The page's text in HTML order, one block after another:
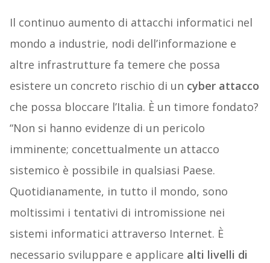
Il continuo aumento di attacchi informatici nel
mondo a industrie, nodi dell’informazione e
altre infrastrutture fa temere che possa
esistere un concreto rischio di un cyber attacco
che possa bloccare l’Italia. È un timore fondato?
“Non si hanno evidenze di un pericolo
imminente; concettualmente un attacco
sistemico è possibile in qualsiasi Paese.
Quotidianamente, in tutto il mondo, sono
moltissimi i tentativi di intromissione nei
sistemi informatici attraverso Internet. È
necessario sviluppare e applicare alti livelli di